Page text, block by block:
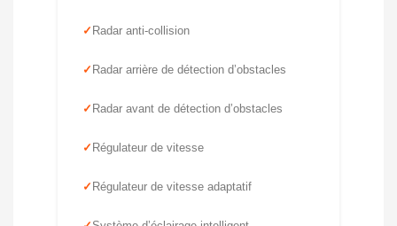
Radar anti-collision
Radar arrière de détection d’obstacles
Radar avant de détection d’obstacles
Régulateur de vitesse
Régulateur de vitesse adaptatif